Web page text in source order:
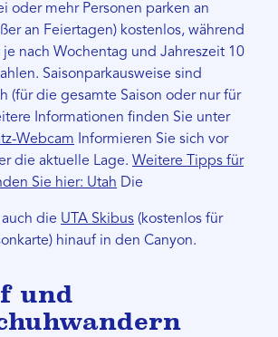
oder mehr Personen parken an
an Feiertagen) kostenlos, während
nach Wochentag und Jahreszeit 10
Saisonparkausweise sind
(für die gesamte Saison oder nur für
Informationen finden Sie unter
Webcam Informieren Sie sich vor
die aktuelle Lage. Weitere Tipps für
Sie hier: Utah Die
die UTA Skibus (kostenlos für
hinauf in den Canyon.
und